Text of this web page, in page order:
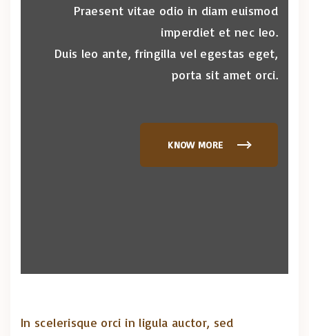
Praesent vitae odio in diam euismod
imperdiet et nec leo.
Duis leo ante, fringilla vel egestas eget,
porta sit amet orci.
KNOW MORE
In scelerisque orci in ligula auctor, sed